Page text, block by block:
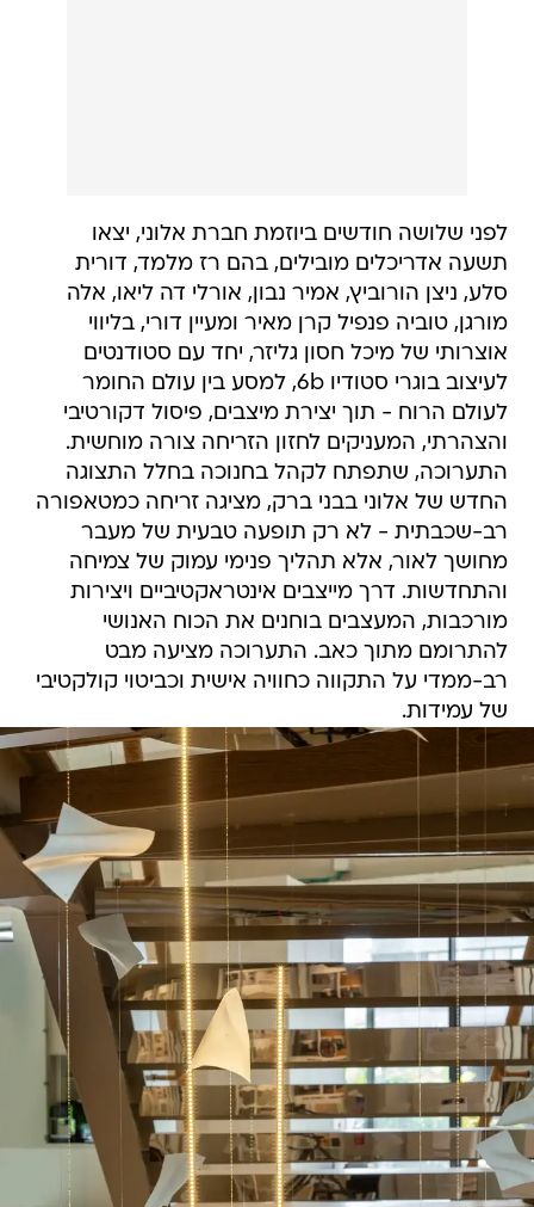
לפני שלושה חודשים ביוזמת חברת אלוני, יצאו
תשעה אדריכלים מובילים, בהם רז מלמד, דורית
סלע, ניצן הורוביץ, אמיר נבון, אורלי דה ליאו, אלה
מורגן, טוביה פנפיל קרן מאיר ומעיין דורי, בליווי
אוצרותי של מיכל חסון גליזר, יחד עם סטודנטים
לעיצוב בוגרי סטודיו 6b, למסע בין עולם החומר
לעולם הרוח - תוך יצירת מיצבים, פיסול דקורטיבי
והצהרתי, המעניקים לחזון הזריחה צורה מוחשית.
התערוכה, שתפתח לקהל בחנוכה בחלל התצוגה
החדש של אלוני בבני ברק, מציגה זריחה כמטאפורה
רב-שכבתית - לא רק תופעה טבעית של מעבר
מחושך לאור, אלא תהליך פנימי עמוק של צמיחה
והתחדשות. דרך מייצבים אינטראקטיביים ויצירות
מורכבות, המעצבים בוחנים את הכוח האנושי
להתרומם מתוך כאב. התערוכה מציעה מבט
רב-ממדי על התקווה כחוויה אישית וכביטוי קולקטיבי
של עמידות.